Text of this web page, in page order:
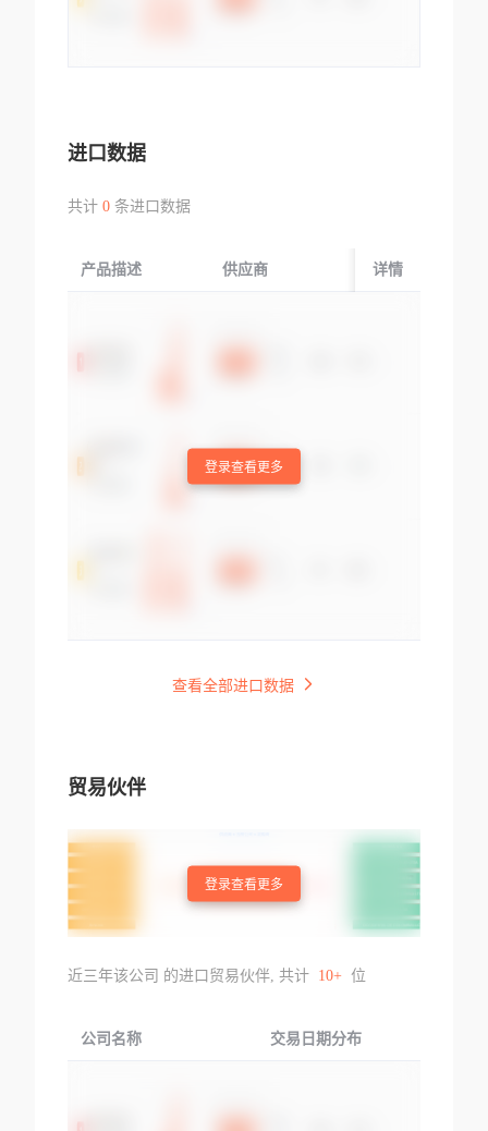
进口数据
共计 0条进口数据
产品描述 供应商 起运国/地区
详情
登录查看更多
查看全部进口数据
贸易伙伴
登录查看更多
近三年该公司 的进口贸易伙伴, 共计 10+ 位
公司名称 交易日期分布